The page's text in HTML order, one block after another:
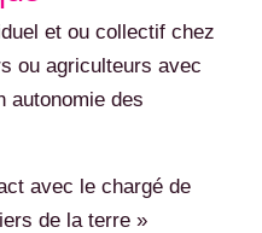
et ou collectif chez
ou agriculteurs avec
autonomie des
avec le chargé de
de la terre »